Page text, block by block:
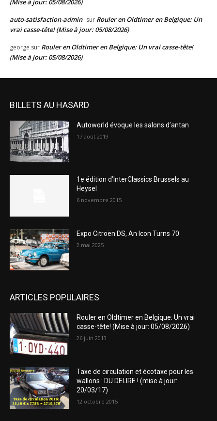
(Mise à jour: 05/08/2026)
auto-satisfaction-admin sur Rouler en Oldtimer en Belgique: Un
vrai casse-tête! (Mise à jour: 05/08/2026)
george sur Rouler en Oldtimer en Belgique: Un vrai casse-tête!
(Mise à jour: 05/08/2026)
BILLETS AU HASARD
Autoworld évoque les salons d’antan
17 août 2019
1e édition d’InterClassics Brussels au
Heysel
6 novembre 2015
Expo Citroën DS, An Icon Turns 70
2 mai 2025
ARTICLES POPULAIRES
Rouler en Oldtimer en Belgique: Un vrai
casse-tête! (Mise à jour: 05/08/2026)
26 juin 2013
Taxe de circulation et écotaxe pour les
wallons : DU DELIRE ! (mise à jour:
20/03/17)
12 octobre 2015